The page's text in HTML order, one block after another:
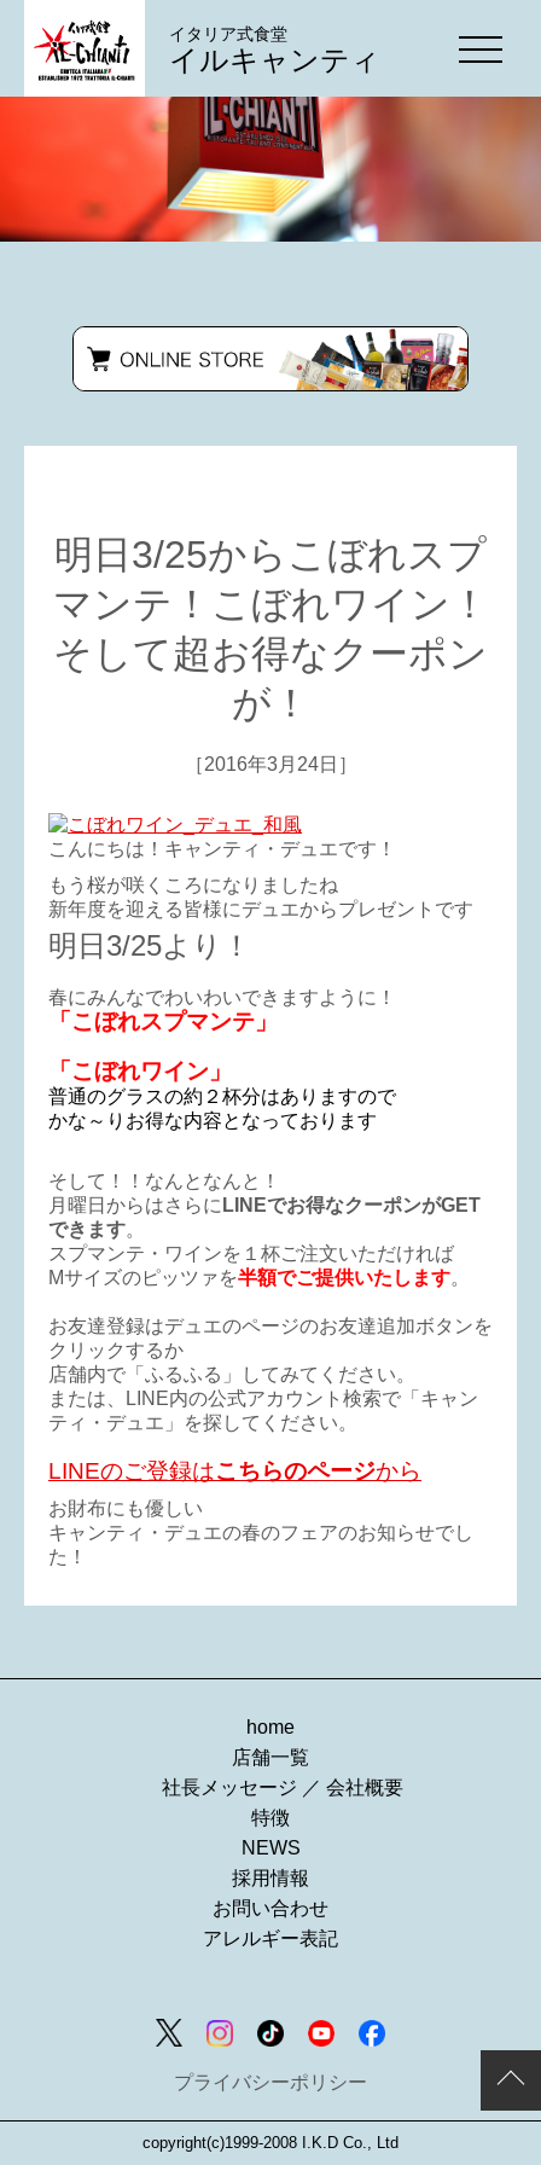
イタリア式食堂
イルキャンティ
明日3/25からこぼれスプ
マンテ！こぼれワイン！
そして超お得なクーポン
が！
［2016年3月24日］
こんにちは！キャンティ・デュエです！
もう桜が咲くころになりましたね
新年度を迎える皆様にデュエからプレゼントです
明日3/25より！
春にみんなでわいわいできますように！
「こぼれスプマンテ」
「こぼれワイン」
普通のグラスの約２杯分はありますので
かな～りお得な内容となっております
そして！！なんとなんと！
月曜日からはさらに LINEでお得なクーポンがGET
できます。
スプマンテ・ワインを１杯ご注文いただければ
Mサイズのピッツァを半額でご提供いたします。
お友達登録はデュエのページのお友達追加ボタンを
クリックするか
店舗内で「ふるふる」してみてください。
または、LINE内の公式アカウント検索で「キャン
ティ・デュエ」を探してください。
LINEのご登録はこちらのページから
お財布にも優しい
キャンティ・デュエの春のフェアのお知らせでし
た！
home
店舗一覧
社長メッセージ ／ 会社概要
特徴
NEWS
採用情報
お問い合わせ
アレルギー表記
プライバシーポリシー
copyright(c)1999-2008 I.K.D Co., Ltd